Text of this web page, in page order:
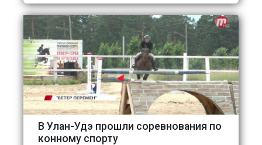
В Улан-Удэ прошли соревнования по
конному спорту